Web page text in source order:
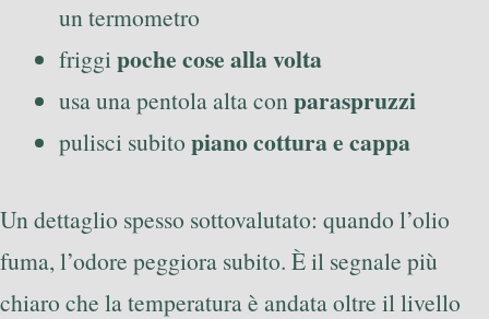
un termometro
friggipoche cose alla volta
usa una pentola alta conparaspruzzi
pulisci subito piano cottura e cappa
Un dettaglio spesso sottovalutato: quando l’olio
fuma, l’odore peggiora subito. È il segnale più
chiaro che la temperatura è andata oltre il livello